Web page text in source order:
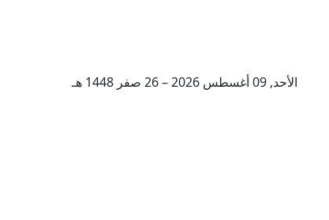
الأحد, 09 أغسطس 2026 – 26 صفر 1448 هـ